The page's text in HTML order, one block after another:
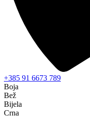
+385 91 6673 789
Boja
Bež
Bijela
Crna